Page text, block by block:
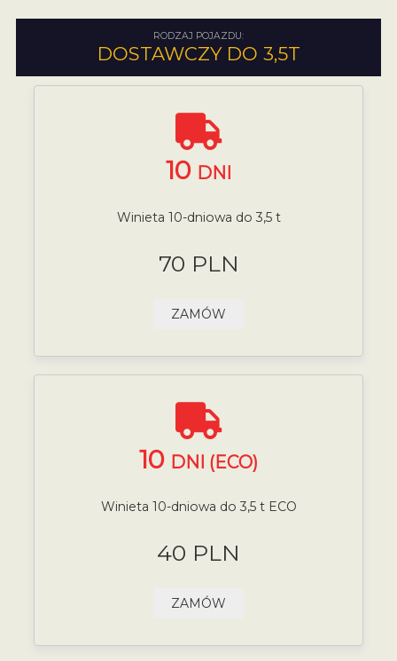
RODZAJ POJAZDU:
DOSTAWCZY DO 3,5T
10 DNI
Winieta 10-dniowa do 3,5 t
70 PLN
ZAMÓW
10 DNI (ECO)
Winieta 10-dniowa do 3,5 t ECO
40 PLN
ZAMÓW